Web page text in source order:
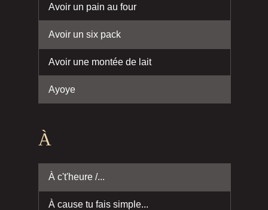
Avoir un pain au four
Avoir un six pack
Avoir une montée de lait
Ayoye
À
À c't'heure /...
À cause tu fais simple...